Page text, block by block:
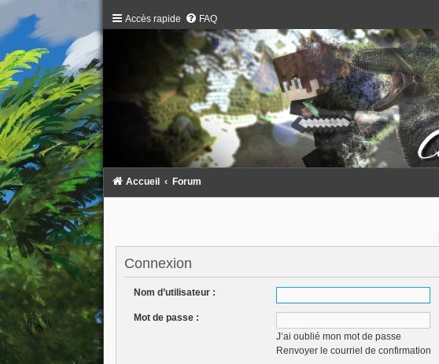
Accès rapide FAQ
Accueil Forum
Connexion
Nom d’utilisateur :
Mot de passe :
J’ai oublié mon mot de passe
Renvoyer le courriel de confirmation